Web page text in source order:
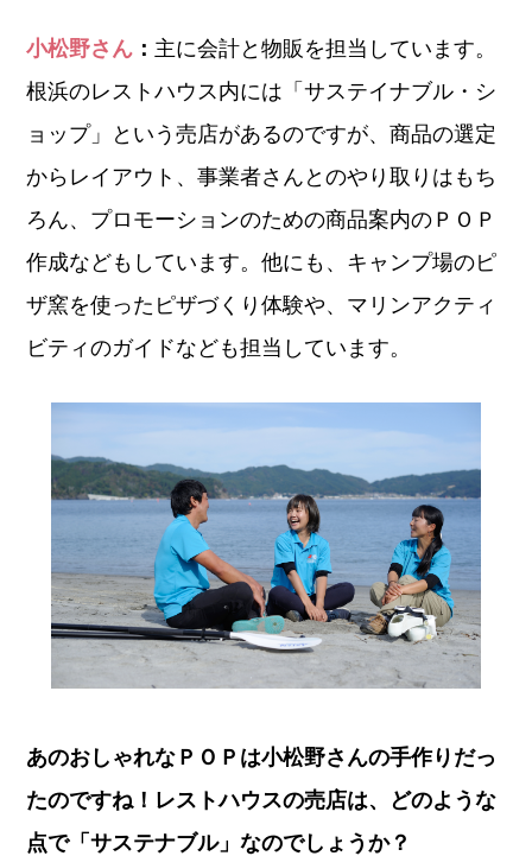
小松野さん ： 主に会計と物販を担当しています。
根浜のレストハウス内には「サステイナブル・シ
ョップ」という売店があるのですが、商品の選定
からレイアウト、事業者さんとのやり取りはもち
ろん、プロモーションのための商品案内のＰＯＰ
作成などもしています。他にも、キャンプ場のピ
ザ窯を使ったピザづくり体験や、マリンアクティ
ビティのガイドなども担当しています。
あのおしゃれなＰＯＰは小松野さんの手作りだっ
たのですね！レストハウスの売店は、どのような
点で「サステナブル」なのでしょうか？